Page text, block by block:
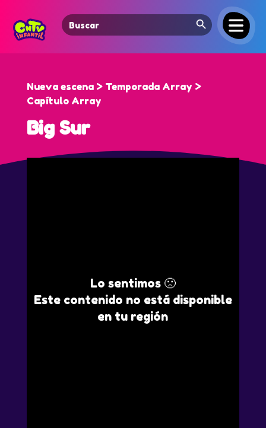
Search
for:
Search Button
Nueva escena > Temporada Array >
Capítulo Array
Big Sur
Lo sentimos 🙁
Este contenido no está disponible
en tu región